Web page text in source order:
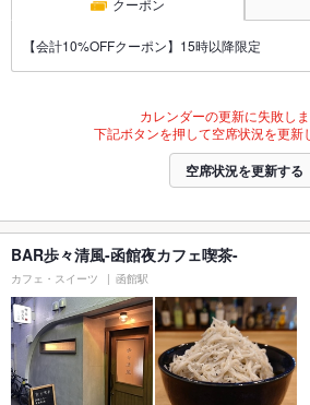
クーポン
【会計10%OFFクーポン】15時以降限定
カレンダーの更新に失敗しま
下記ボタンを押して空席状況を更新
空席状況を更新する
BAR歩々清風-函館夜カフェ喫茶-
カフェ・スイーツ 函館駅